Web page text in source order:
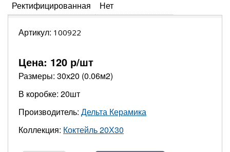
Ректифицированная
Нет
Артикул: 100922
Цена: 120 р/шт
Размеры: 30х20 (0.06м2)
В коробке: 20шт
Производитель: Дельта Керамика
Коллекция: Коктейль 20Х30